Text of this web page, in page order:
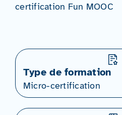
certification Fun MOOC
Type de formation
Micro-certification